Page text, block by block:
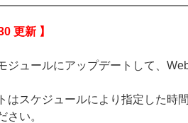
更新 】
ジュールにアップデートして、
はスケジュールにより指定した時
さい。